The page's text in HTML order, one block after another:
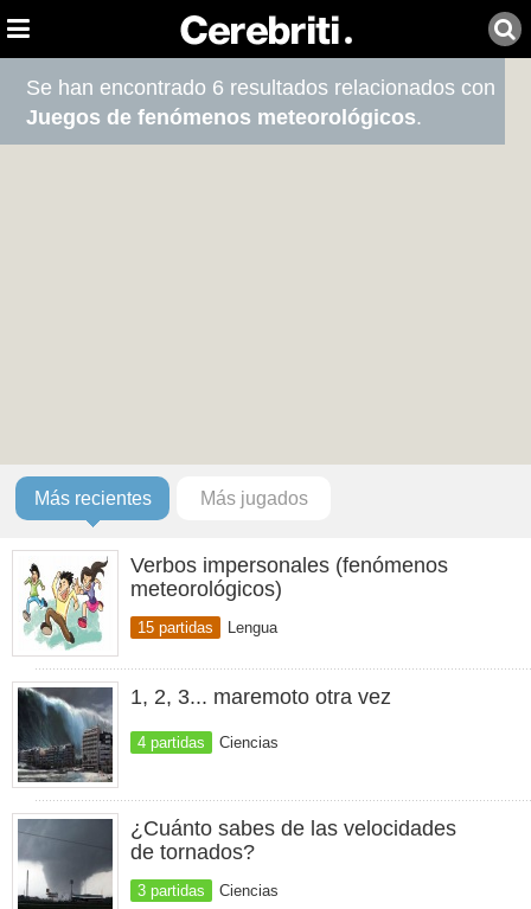
Se han encontrado 6 resultados relacionados con
Juegos de fenómenos meteorológicos.
Más recientes Más jugados
Verbos impersonales (fenómenos
meteorológicos)
15 partidas Lengua
1, 2, 3... maremoto otra vez
4 partidas Ciencias
¿Cuánto sabes de las velocidades
de tornados?
3 partidas Ciencias